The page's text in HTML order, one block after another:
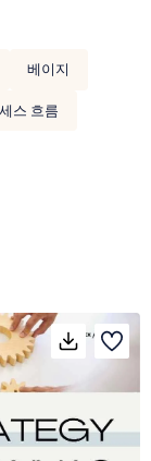
베이지
스 흐름